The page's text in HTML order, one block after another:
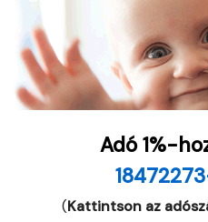
Adó 1%-
(Kattintson az